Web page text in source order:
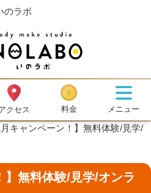
のラボ
クセス 料金 メニュー
月キャンペーン！】無料体験/見学/
】無料体験/見学/オンラ